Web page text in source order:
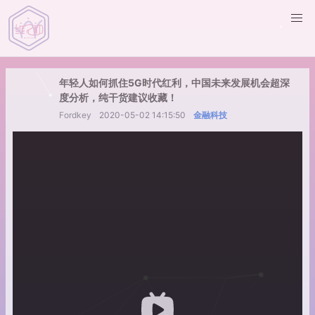
年轻人如何抓住5G时代红利，中国未来发展机会超深
度分析，纯干货建议收藏！
Fordkey 2020-05-02 14:15:50 金融科技